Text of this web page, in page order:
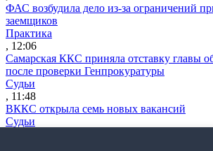
ФАС возбудила дело из-за ограничений
заемщиков
Практика
, 12:06
Самарская ККС приняла отставку главы
после проверки Генпрокуратуры
Судьи
, 11:48
ВККС открыла семь новых вакансий
Судьи